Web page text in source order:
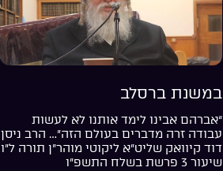
במשנת ברסלב
“אברהם אבינו לימד אותנו לא לעשות
עבודה זרה מדברים בעולם הזה”… הרב ניסן
דוד קיוואק שליט”א ליקוטי מוהר”ן תורה ל”ו
שיעור 3 פרשת בשלח התשפ”ו